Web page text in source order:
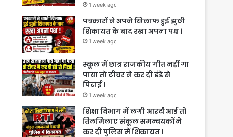
1 week ago
पत्रकारों ने अपने खिलाफ हुई झुठी
शिकायत के बाद रखा अपना पक्ष ।
1 week ago
स्कूल में छात्र राजकीय गीत नहीं गा
पाया तो टीचर ने कर दी डंडे से
पिटाई ।
1 week ago
शिक्षा विभाग में लगी आरटीआई तो
तिलमिलाए संकूल समन्वयकों ने
कर दी पुलिस में शिकायत ।